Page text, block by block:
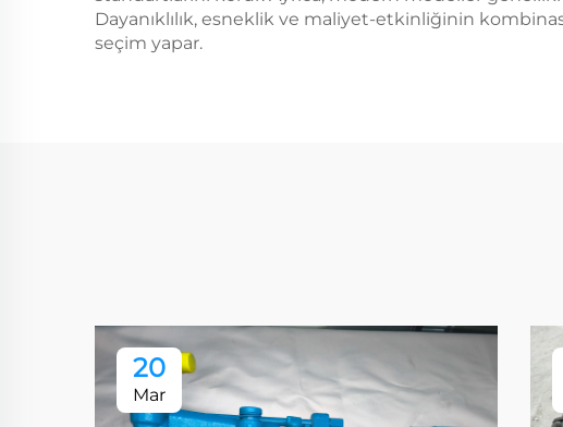
Dayanıklılık, esneklik ve maliyet-etkinliğinin
seçim yapar.
20
Mar